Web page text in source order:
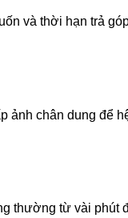
và thời hạn trả
chân dung để
thường từ vài